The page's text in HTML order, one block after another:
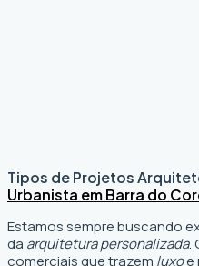
Tipos de Projetos
Urbanista em Barra do
Estamos sempre buscando
da arquitetura personalizada.
comerciais que trazem luxoe